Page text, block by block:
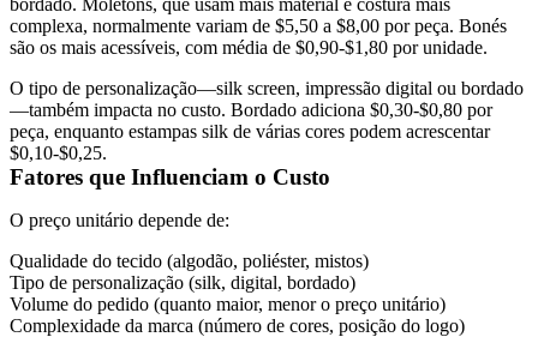
complexa, normalmente variam de $5,50 a $8,00 por peça. Bonés
são os mais acessíveis, com média de $0,90-$1,80 por unidade.
O tipo de personalização—silk screen, impressão digital ou bordado
—também impacta no custo. Bordado adiciona $0,30-$0,80 por
peça, enquanto estampas silk de várias cores podem acrescentar
$0,10-$0,25.
Fatores que Influenciam o Custo
O preço unitário depende de:
Qualidade do tecido (algodão, poliéster, mistos)
Tipo de personalização (silk, digital, bordado)
Volume do pedido (quanto maior, menor o preço unitário)
Complexidade da marca (número de cores, posição do logo)